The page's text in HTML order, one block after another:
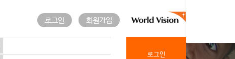
로그인 회원가입
로그인